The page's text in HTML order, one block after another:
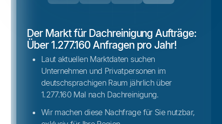
Der Markt für Dachreinigung Aufträge:
Über 1.277.160 Anfragen pro Jahr!
Laut aktuellen Marktdaten suchen
Unternehmen und Privatpersonen im
deutschsprachigen Raum jährlich über
1.277.160 Mal nach Dachreinigung.
Wir machen diese Nachfrage für Sie nutzbar,